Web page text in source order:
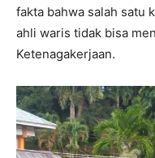
fakta bahwa salah satu
ahli waris tidak bisa
Ketenagakerjaan.